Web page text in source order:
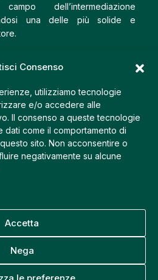
Consenso
utilizziamo tecnologie
e/o accedere alle
Il consenso a queste tecnologie
dati come il comportamento di
sito. Non acconsentire o
negativamente su alcune
Accetta
Nega
le preferenze
dell’intermediazione
una delle più solide e
Treviso (TV)
Bortolanza. Tutti i diritti